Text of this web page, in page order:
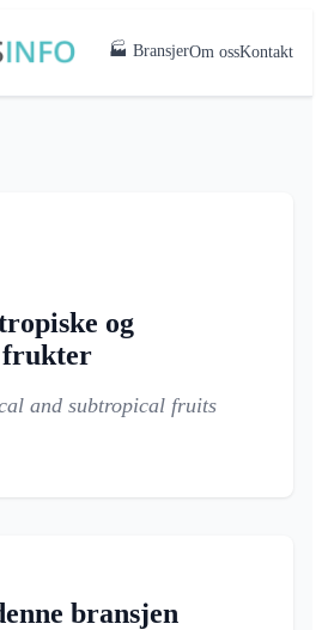
🏭 BransjerOm ossKontakt
og
frukter
and subtropical fruits
bransjen